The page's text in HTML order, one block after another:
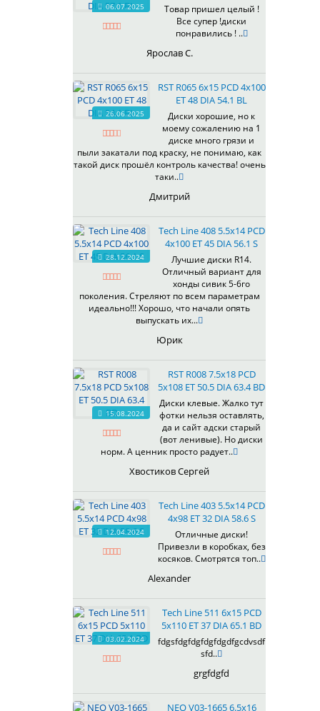
530
531
535
536
537
538
539
540
541
545
546
547
548
573
574
575
602
604
607
614
622
624
625
626
628
629
633
634
635
06.07.2025
Товар пришел целый !
Все супер !диски
понравились ! ..
Ярослав С.
26.06.2025
RST R065 6x15 PCD 4x100
ET 48 DIA 54.1 BL
Диски хорошие, но к
моему сожалению на 1
диске много грязи и
пыли закатали под краску, не понимаю, как
такой диск прошёл контроль качества! очень
таки..
Дмитрий
28.12.2024
Tech Line 408 5.5x14 PCD
4x100 ET 45 DIA 56.1 S
Лучшие диски R14.
Отличный вариант для
хонды сивик 5-6го
поколения. Стреляют по всем параметрам
идеально!!! Хорошо, что начали опять
выпускать их...
Юрик
15.08.2024
RST R008 7.5x18 PCD
5x108 ET 50.5 DIA 63.4 BD
Диски клевые. Жалко тут
фотки нельзя оставлять,
да и сайт адски старый
(вот ленивые). Но диски
норм. А ценник просто радует..
Хвостиков Сергей
12.04.2024
Tech Line 403 5.5x14 PCD
4x98 ET 32 DIA 58.6 S
Отличные диски!
Привезли в коробках, без
косяков. Смотрятся топ..
Alexander
03.02.2024
Tech Line 511 6x15 PCD
5x110 ET 37 DIA 65.1 BD
fdgsfdgfdgfdgfdgdfgcdvsdf
sfd..
grgfdgfd
NEO V03-1665 6.5x16